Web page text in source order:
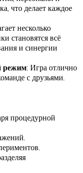
что делает каждое
несколько
становятся всё
и синергии
режим: Игра отлично
с друзьями.
процедурной